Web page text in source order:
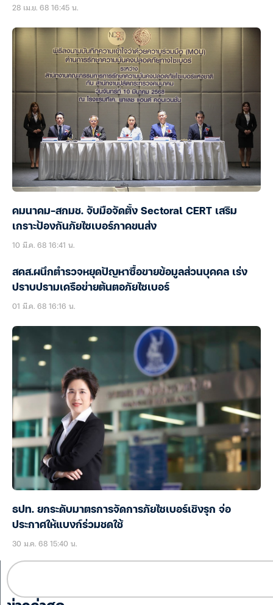
28 เม.ย. 68 16:45 น.
คมนาคม-สกมช. จับมือจัดตั้ง Sectoral CERT เสริม
เกราะป้องกันภัยไซเบอร์ภาคขนส่ง
10 มี.ค. 68 16:41 น.
สคส.ผนึกตำรวจหยุดปัญหาซื้อขายข้อมูลส่วนบุคคล เร่ง
ปราบปรามเครือข่ายต้นตอภัยไซเบอร์
01 มี.ค. 68 16:16 น.
ธปท. ยกระดับมาตรการจัดการภัยไซเบอร์เชิงรุก จ่อ
ประกาศให้แบงก์ร่วมชดใช้
30 ม.ค. 68 15:40 น.